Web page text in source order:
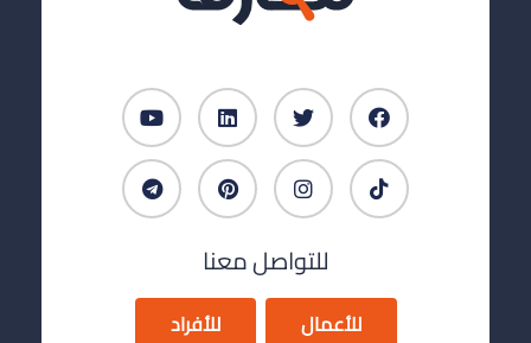
للتواصل معنا
للأعمال للأفراد